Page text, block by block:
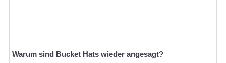
Warum sind Bucket Hats wieder angesagt?